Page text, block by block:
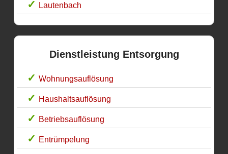
Lautenbach
Dienstleistung Entsorgung
Wohnungsauflösung
Haushaltsauflösung
Betriebsauflösung
Entrümpelung